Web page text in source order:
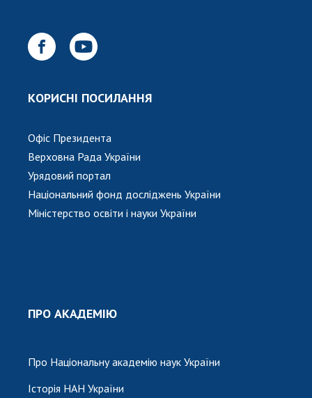
КОРИСНІ ПОСИЛАННЯ
Офіс Президента
Верховна Рада України
Урядовий портал
Національний фонд досліджень України
Міністерство освіти і науки України
ПРО АКАДЕМІЮ
Про Національну академію наук України
Історія НАН України